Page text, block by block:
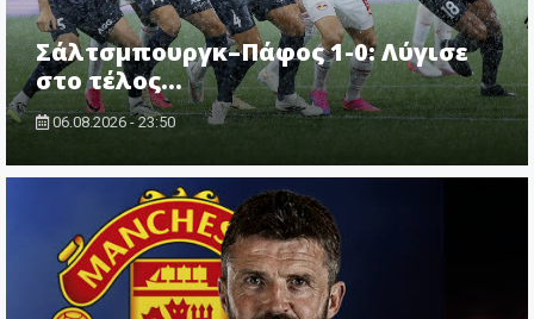
Σάλτσμπουργκ–Πάφος 1-0: Λύγισε
στο τέλος...
06.08.2026 - 23:50